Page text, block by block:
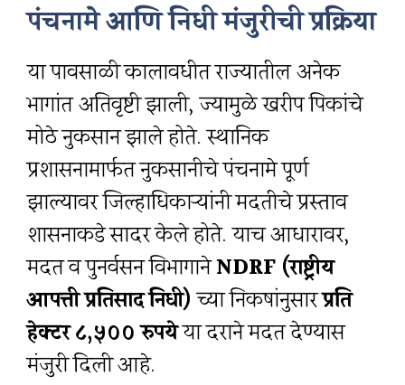
पंचनामे आणि निधी मंजुरीची प्रक्रिया
या पावसाळी कालावधीत राज्यातील अनेक
भागांत अतिवृष्टी झाली, ज्यामुळे खरीप पिकांचे
मोठे नुकसान झाले होते. स्थानिक
प्रशासनामार्फत नुकसानीचे पंचनामे पूर्ण
झाल्यावर जिल्हाधिकाऱ्यांनी मदतीचे प्रस्ताव
शासनाकडे सादर केले होते. याच आधारावर,
मदत व पुनर्वसन विभागानेNDRF (राष्ट्रीय
आपत्ती प्रतिसाद निधी)च्या निकषांनुसारप्रति
हेक्टर ८,५०० रुपयेया दराने मदत देण्यास
मंजुरी दिली आहे.